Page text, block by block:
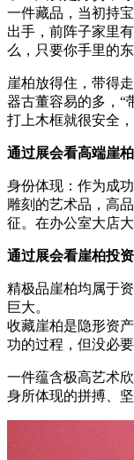
一件藏品，当初持
出手，前阵子家里
么，只要你手里的
崖柏放得住，带得
器古董容易的多，“
打上木框就很安全
通过展会看高端崖
身份体现：作为成
雕刻的艺术品，高
征。在办公室大店
通过展会看崖柏投资
精极品崖柏均属于
巨大。
收藏崖柏是隐形资
功的过程，但没必要
一件蕴含极高艺术
身所体现的拼搏、